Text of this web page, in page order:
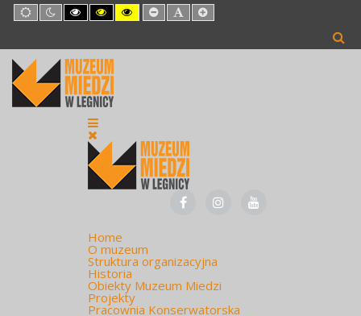
Default
mode
Night
mode
High
Contrast
mode
High
Contrast
mode
High
Contrast
mode
Set
Smaller
Set
Default
Set
Larger
Home
O muzeum
Struktura organizacyjna
Historia
Obiekty Muzeum Miedzi
Projekty
Pracownia Konserwatorska